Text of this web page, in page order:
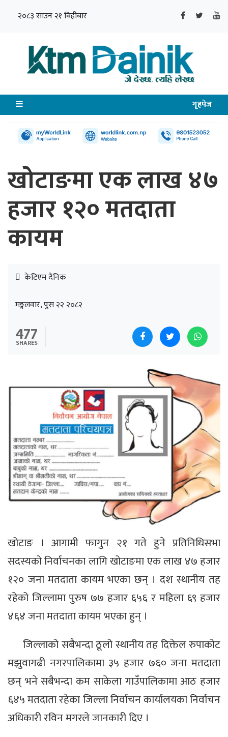
२०८३ साउन २१ बिहीबार
गृहपेज
खोटाङमा एक लाख ४७
हजार १२० मतदाता
कायम
केटिएम दैनिक
मङ्गलवार, पुस २२ २०८२
477
SHARES
खोटाङ । आगामी फागुन २१ गते हुने प्रतिनिधिसभा
सदस्यको निर्वाचनका लागि खोटाङमा एक लाख ४७ हजार
१२० जना मतदाता कायम भएका छन् । दश स्थानीय तह
रहेको जिल्लामा पुरुष ७७ हजार ६५६ र महिला ६९ हजार
४६४ जना मतदाता कायम भएका हुन् ।
जिल्लाको सबैभन्दा ठूलो स्थानीय तह दिक्तेल रुपाकोट
मझुवागढी नगरपालिकामा ३५ हजार ७६० जना मतदाता
छन् भने सबैभन्दा कम साकेला गाउँपालिकामा आठ हजार
६४५ मतदाता रहेका जिल्ला निर्वाचन कार्यालयका निर्वाचन
अधिकारी रविन मगरले जानकारी दिए ।